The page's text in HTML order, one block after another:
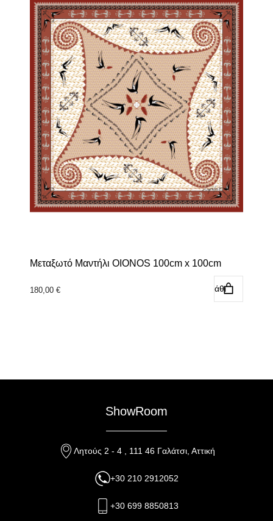
Μεταξωτό Μαντήλι OIONOS 100cm x 100cm
180,00 € Προσθήκη στο καλάθι
ShowRoom
Λητούς 2 - 4 , 111 46 Γαλάτσι, Αττική
+30 210 2912052
+30 699 8850813